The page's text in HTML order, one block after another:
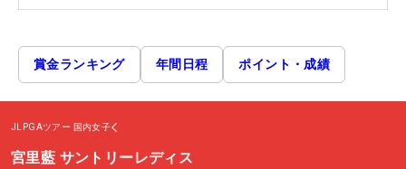
賞金ランキング 年間日程 ポイント・成績
JLPGAツアー 国内女子
宮里藍 サントリーレディス